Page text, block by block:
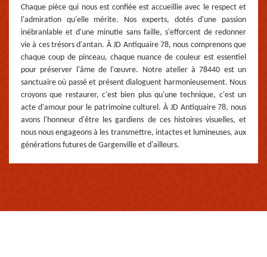
Chaque pièce qui nous est confiée est accueillie avec le respect et
l'admiration qu'elle mérite. Nos experts, dotés d'une passion
inébranlable et d'une minutie sans faille, s'efforcent de redonner
vie à ces trésors d'antan. À JD Antiquaire 78, nous comprenons que
chaque coup de pinceau, chaque nuance de couleur est essentiel
pour préserver l'âme de l'œuvre. Notre atelier à 78440 est un
sanctuaire où passé et présent dialoguent harmonieusement. Nous
croyons que restaurer, c'est bien plus qu'une technique, c'est un
acte d'amour pour le patrimoine culturel. À JD Antiquaire 78, nous
avons l'honneur d'être les gardiens de ces histoires visuelles, et
nous nous engageons à les transmettre, intactes et lumineuses, aux
générations futures de Gargenville et d'ailleurs.